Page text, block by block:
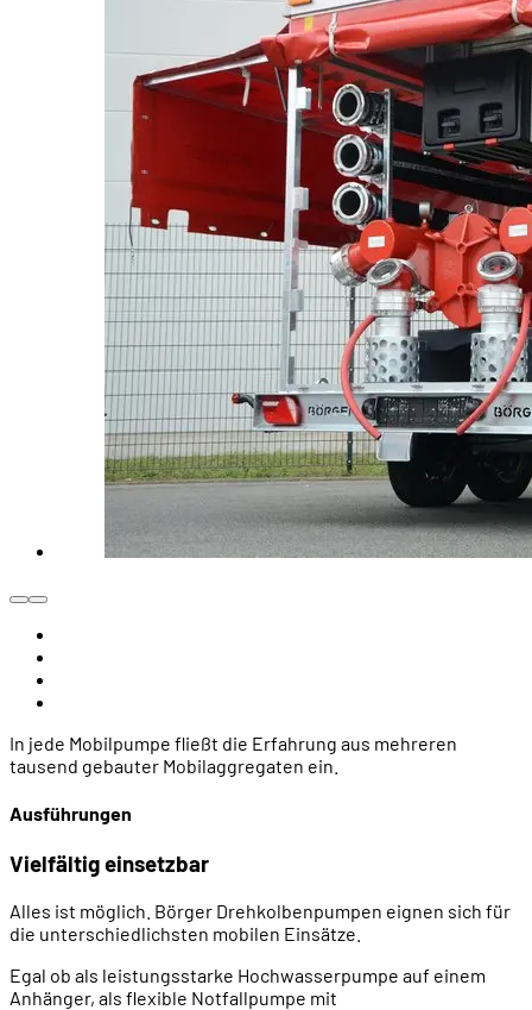
In jede Mobilpumpe fließt die Erfahrung aus mehreren
tausend gebauter Mobilaggregaten ein.
Ausführungen
Vielfältig einsetzbar
Alles ist möglich. Börger Drehkolbenpumpen eignen sich für
die unterschiedlichsten mobilen Einsätze.
Egal ob als leistungsstarke Hochwasserpumpe auf einem
Anhänger, als flexible Notfallpumpe mit